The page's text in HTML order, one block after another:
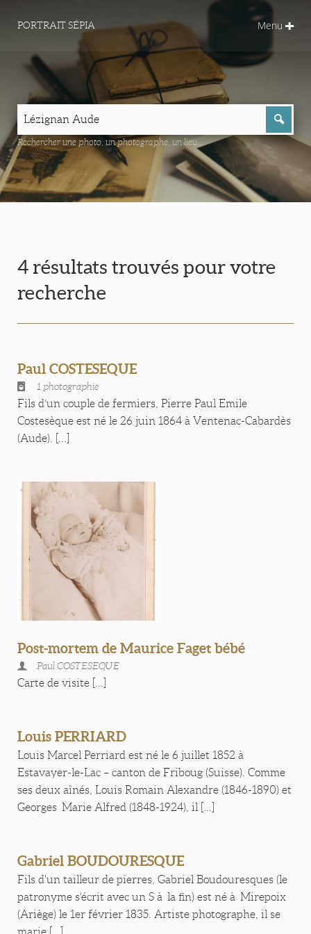
PORTRAIT SÉPIA Menu
Rechercher une photo, un photographe, un lieu...
4 résultats trouvés pour votre
recherche
Paul COSTESEQUE
1 photographie
Fils d’un couple de fermiers, Pierre Paul Emile
Costesèque est né le 26 juin 1864 à Ventenac-Cabardès
(Aude). [...]
Post-mortem de Maurice Faget bébé
Paul COSTESEQUE
Carte de visite [...]
Louis PERRIARD
Louis Marcel Perriard est né le 6 juillet 1852 à
Estavayer-le-Lac – canton de Friboug (Suisse). Comme
ses deux aînés, Louis Romain Alexandre (1846-1890) et
Georges Marie Alfred (1848-1924), il [...]
Gabriel BOUDOURESQUE
Fils d'un tailleur de pierres, Gabriel Boudouresques (le
patronyme s'écrit avec un S à la fin) est né à Mirepoix
(Ariège) le 1er février 1835. Artiste photographe, il se
marie [...]